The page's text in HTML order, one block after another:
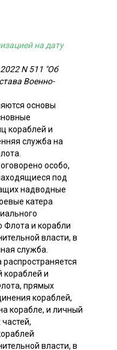
на дату
N 511 "Об
Военно-
основы
кораблей и
служба на
особо,
под
надводные
катера
Флота и корабли
власти, в
служба.
кораблей и
прямых
кораблей,
корабле, и личный
власти, в